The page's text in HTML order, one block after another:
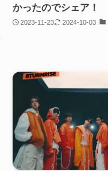
かったのでシェア！
2023-11-23 2024-10-03